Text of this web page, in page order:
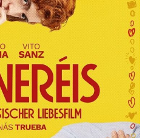
“
P
Ä
S
E
N
T
I
E